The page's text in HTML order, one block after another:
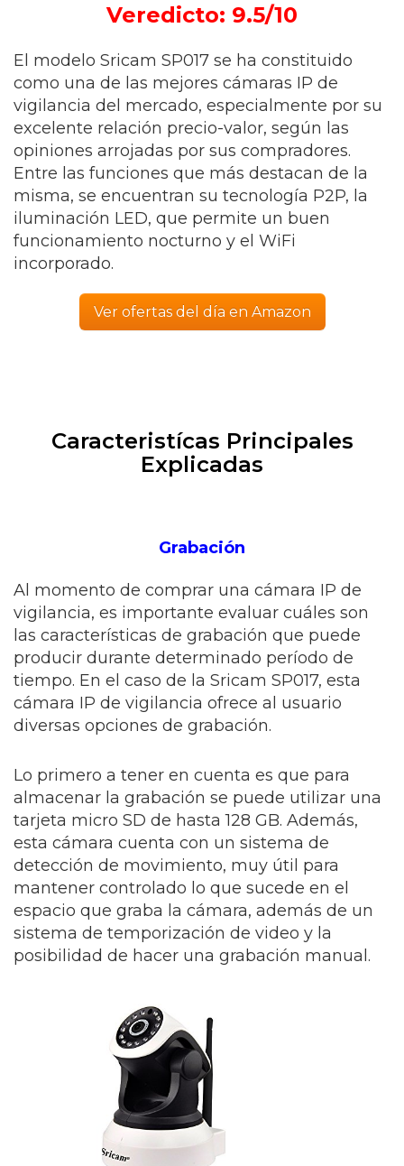
Veredicto: 9.5/10
El modelo Sricam SP017 se ha constituido
como una de las mejores cámaras IP de
vigilancia del mercado, especialmente por su
excelente relación precio-valor, según las
opiniones arrojadas por sus compradores.
Entre las funciones que más destacan de la
misma, se encuentran su tecnología P2P, la
iluminación LED, que permite un buen
funcionamiento nocturno y el WiFi
incorporado.
Ver ofertas del día en Amazon
Caracteristícas Principales
Explicadas
Grabación
Al momento de comprar una cámara IP de
vigilancia, es importante evaluar cuáles son
las características de grabación que puede
producir durante determinado período de
tiempo. En el caso de la Sricam SP017, esta
cámara IP de vigilancia ofrece al usuario
diversas opciones de grabación.
Lo primero a tener en cuenta es que para
almacenar la grabación se puede utilizar una
tarjeta micro SD de hasta 128 GB. Además,
esta cámara cuenta con un sistema de
detección de movimiento, muy útil para
mantener controlado lo que sucede en el
espacio que graba la cámara, además de un
sistema de temporización de video y la
posibilidad de hacer una grabación manual.